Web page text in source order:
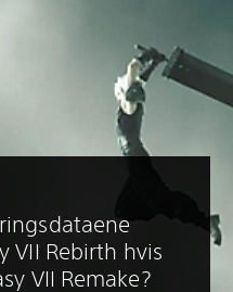
VII Rebirth hvis
VII Remake?